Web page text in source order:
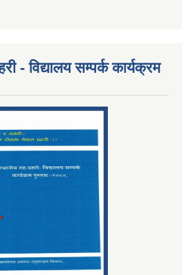
- विद्यालय सम्पर्क कार्यक्रम